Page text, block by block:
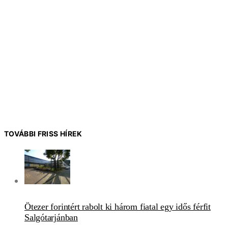
TOVÁBBI FRISS HÍREK
Ötezer forintért rabolt ki három fiatal egy idős férfit
Salgótarjánban